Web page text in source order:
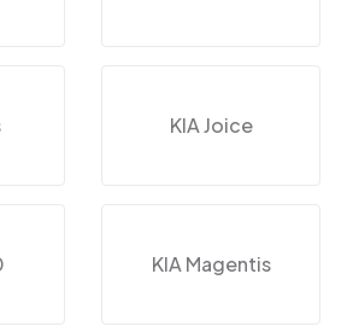
KIA Joice
KIA Magentis